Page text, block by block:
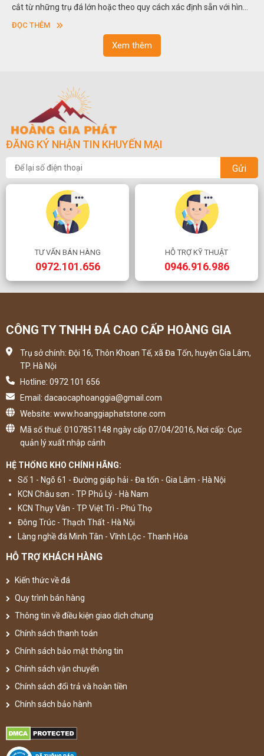
cắt từ những trụ đá lớn hoặc theo quy cách xác định sẵn với hình
vuông hoặc hình chữ nhật và có độ dày khác nhau.
ĐỌC THÊM
Xem thêm
ĐĂNG KÝ NHẬN TIN KHUYẾN MẠI
Gửi
TƯ VẤN BÁN HÀNG
0972.101.656
HỖ TRỢ KỸ THUẬT
0946.916.986
CÔNG TY TNHH ĐÁ CAO CẤP HOÀNG GIA
Trụ sở chính: Đội 16, Thôn Khoan Tế, xã Đa Tốn, huyện Gia Lâm,
TP. Hà Nội
Hotline: 0972 101 656
Email: dacaocaphoanggia@gmail.com
Website: www.hoanggiaphatstone.com
Mã số thuế: 0107851148 ngày cấp 07/04/2016, Nơi cấp: Cục
quản lý xuất nhập cảnh
HỆ THỐNG KHO CHÍNH HÃNG:
Số 1 - Ngõ 61 - Đường giáp hải - Đa tốn - Gia Lâm - Hà Nội
KCN Châu sơn - TP Phủ Lý - Hà Nam
KCN Thụy Vân - TP Việt Trì - Phú Thọ
Đông Trúc - Thạch Thất - Hà Nội
Làng nghề đá Minh Tân - Vĩnh Lộc - Thanh Hóa
HỖ TRỢ KHÁCH HÀNG
Kiến thức về đá
Quy trình bán hàng
Thông tin về điều kiện giao dịch chung
Chính sách thanh toán
Chính sách bảo mật thông tin
Chính sách vận chuyển
Chính sách đổi trả và hoàn tiền
Chính sách bảo hành